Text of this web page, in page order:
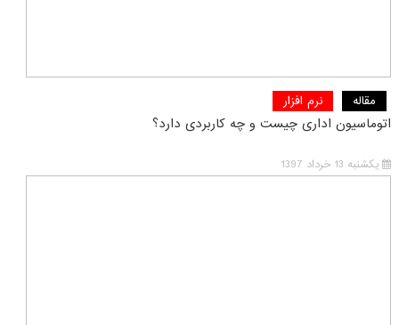
مقاله نرم افزار
اتوماسیون اداری چیست و چه کاربردی دارد؟
یکشنبه 13 خرداد 1397